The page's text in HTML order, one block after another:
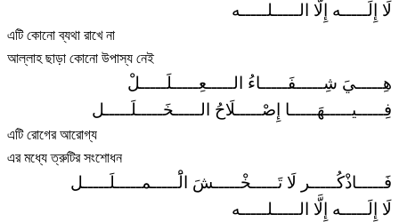
لَا إِلَـــــه إِلَّا الـــــلـــــه
এটি কোনো ব্যথা রাখে না
আল্লাহ ছাড়া কোনো উপাস্য নেই
هِـــــيَ شِـــــفَـــــاءُ الـــــعِـــــلَـــــلْ
فِـــــيـــــهَـــــا إِصْـــــلَاحُ الـــــخَـــــلَـــــل
এটি রোগের আরোগ্য
এর মধ্যে ত্রুটির সংশোধন
فَـــــاذْكُـــــر لَا تَـــــخْـــــشَ الَْـــــمـــــلَـــــل
لَا إِلَـــــه إِلَّا الـــــلـــــه